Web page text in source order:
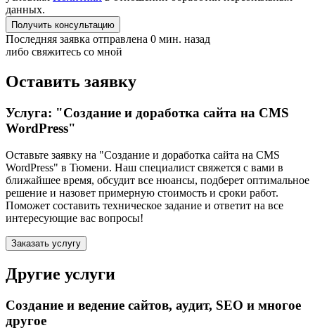
данных.
Получить консультацию
Последняя заявка отправлена 0 мин. назад
либо свяжитесь со мной
Оставить заявку
Услуга: "Создание и доработка сайта на CMS
WordPress"
Оставьте заявку на "Создание и доработка сайта на CMS
WordPress" в Тюмени. Наш специалист свяжется с вами в
ближайшее время, обсудит все нюансы, подберет оптимальное
решение и назовет примерную стоимость и сроки работ.
Поможет составить техническое задание и ответит на все
интересующие вас вопросы!
Заказать услугу
Другие услуги
Создание и ведение сайтов, аудит, SEO и многое
другое